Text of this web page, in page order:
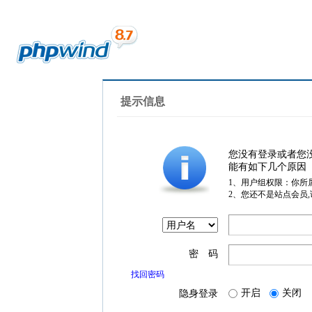
提示信息
您没有登录或者您
能有如下几个原因
1、用户组权限：你所
2、您还不是站点会员
密 码
找回密码
隐身登录 开启 关闭